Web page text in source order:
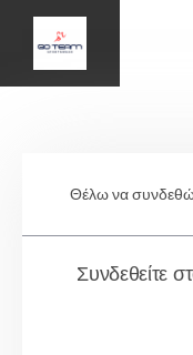
Θέλω να
Συνδεθείτε